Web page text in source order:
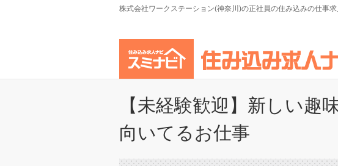
株式会社ワークステーション(神奈川)の正社員の住み込みの仕事求
【未経験歓迎】新しい
向いてるお仕事